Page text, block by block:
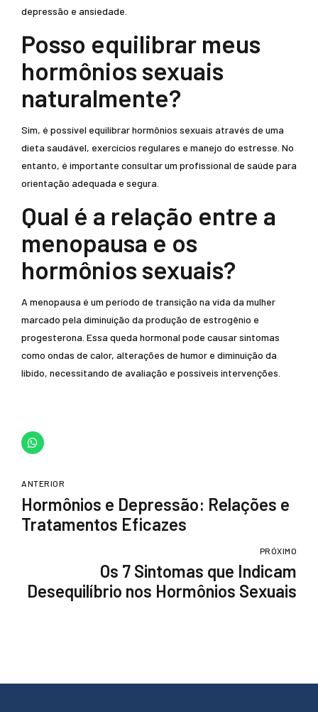
depressão e ansiedade.
Posso equilibrar meus
hormônios sexuais
naturalmente?
Sim, é possível equilibrar hormônios sexuais através de uma
dieta saudável, exercícios regulares e manejo do estresse. No
entanto, é importante consultar um profissional de saúde para
orientação adequada e segura.
Qual é a relação entre a
menopausa e os
hormônios sexuais?
A menopausa é um período de transição na vida da mulher
marcado pela diminuição da produção de estrogênio e
progesterona. Essa queda hormonal pode causar sintomas
como ondas de calor, alterações de humor e diminuição da
libido, necessitando de avaliação e possíveis intervenções.
ANTERIOR
Hormônios e Depressão: Relações e
Tratamentos Eficazes
PRÓXIMO
Os 7 Sintomas que Indicam
Desequilíbrio nos Hormônios Sexuais